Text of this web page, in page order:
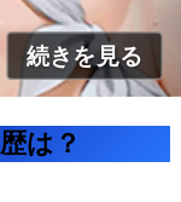
は？